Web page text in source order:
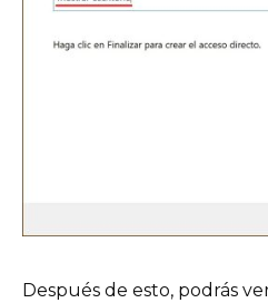
Después de esto, podrás